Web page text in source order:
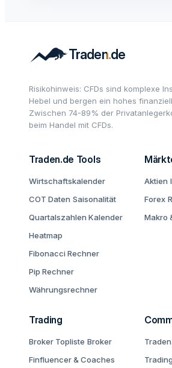
Risikohinweis: CFDs sind komplexe
Hebel und bergen ein hohes
Zwischen 74-89% der
beim Handel mit CFDs.
Traden.de Tools
Wirtschaftskalender
COT Daten Saisonalität
Quartalszahlen Kalender
Heatmap
Fibonacci Rechner
Pip Rechner
Währungsrechner
Aktien
Forex
Makro
Trading
Broker Topliste Broker
Finfluencer & Coaches